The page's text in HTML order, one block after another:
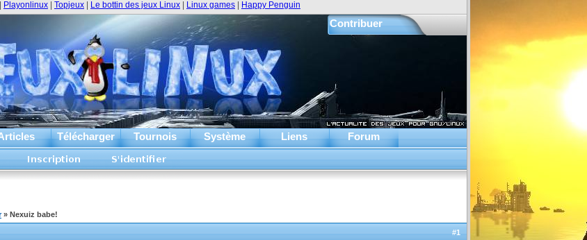
Contribuer
Télécharger Tournois Système Liens Forum
Playonlinux Topjeux Le bottin des jeux Linux Linux games Happy Penguin
» Nexuiz babe!
#1